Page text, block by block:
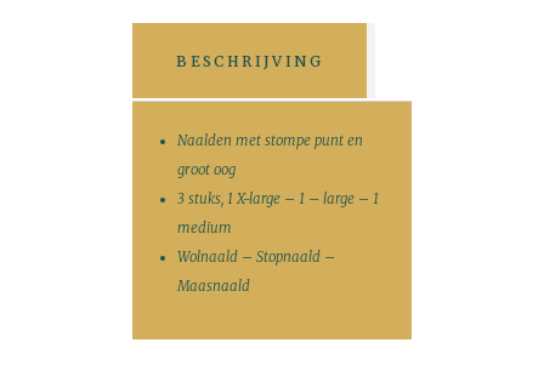
BESCHRIJVING
Naalden met stompe punt en
groot oog
3 stuks, 1 X-large – 1 – large – 1
medium
Wolnaald – Stopnaald –
Maasnaald